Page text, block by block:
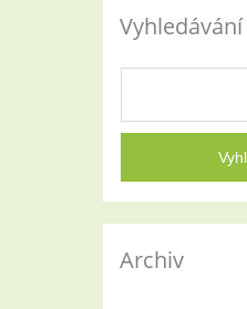
Vyhledávání
Archiv